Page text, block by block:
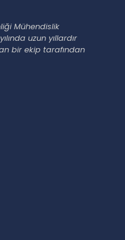
Mühendislik
uzun yıllardır
bir ekip tarafından